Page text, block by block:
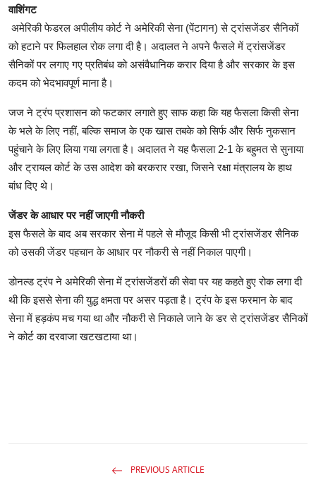
वाशिंगट
अमेरिकी फेडरल अपीलीय कोर्ट ने अमेरिकी सेना (पेंटागन) से ट्रांसजेंडर सैनिकों
को हटाने पर फिलहाल रोक लगा दी है। अदालत ने अपने फैसले में ट्रांसजेंडर
सैनिकों पर लगाए गए प्रतिबंध को असंवैधानिक करार दिया है और सरकार के इस
कदम को भेदभावपूर्ण माना है।
जज ने ट्रंप प्रशासन को फटकार लगाते हुए साफ कहा कि यह फैसला किसी सेना
के भले के लिए नहीं, बल्कि समाज के एक खास तबके को सिर्फ और सिर्फ नुकसान
पहुंचाने के लिए लिया गया लगता है। अदालत ने यह फैसला 2-1 के बहुमत से सुनाया
और ट्रायल कोर्ट के उस आदेश को बरकरार रखा, जिसने रक्षा मंत्रालय के हाथ
बांध दिए थे।
जेंडर के आधार पर नहीं जाएगी नौकरी
इस फैसले के बाद अब सरकार सेना में पहले से मौजूद किसी भी ट्रांसजेंडर सैनिक
को उसकी जेंडर पहचान के आधार पर नौकरी से नहीं निकाल पाएगी।
डोनल्ड ट्रंप ने अमेरिकी सेना में ट्रांसजेंडरों की सेवा पर यह कहते हुए रोक लगा दी
थी कि इससे सेना की युद्ध क्षमता पर असर पड़ता है। ट्रंप के इस फरमान के बाद
सेना में हड़कंप मच गया था और नौकरी से निकाले जाने के डर से ट्रांसजेंडर सैनिकों
ने कोर्ट का दरवाजा खटखटाया था।
PREVIOUS ARTICLE